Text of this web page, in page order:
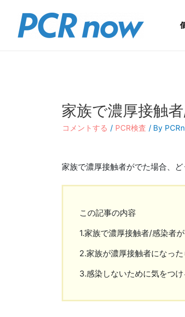
家族で濃厚接触
コメントする / PCR検査 / By
家族で濃厚接触者がでた場合、
この記事の内容
1.家族で濃厚接触者/感染者
2.家族が濃厚接触者になっ
3.感染しないために気をつけ